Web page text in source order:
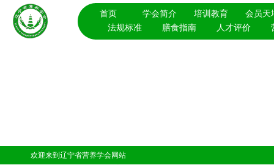
首页 学会简介 培训教育
会员天
法规标准
膳食指南 人才评价
欢迎来到辽宁省营养学会网站